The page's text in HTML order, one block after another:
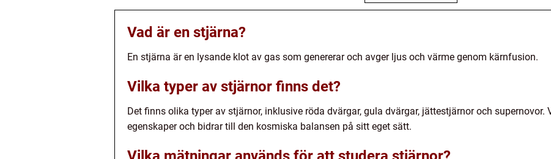
Vad är en stjärna?
En stjärna är en lysande klot av gas som genererar och avger ljus och värme genom kärnfusion.
Vilka typer av stjärnor finns det?
Det finns olika typer av stjärnor, inklusive röda dvärgar, gula dvärgar, jättestjärnor och supernovor.
egenskaper och bidrar till den kosmiska balansen på sitt eget sätt.